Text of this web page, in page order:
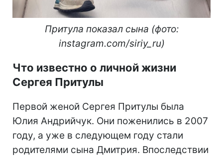
Притула показал сына (фото:
instagram.com/siriy_ru)
Что известно о личной жизни
Сергея Притулы
Первой женой Сергея Притулы была
Юлия Андрийчук. Они поженились в 2007
году, а уже в следующем году стали
родителями сына Дмитрия. Впоследствии